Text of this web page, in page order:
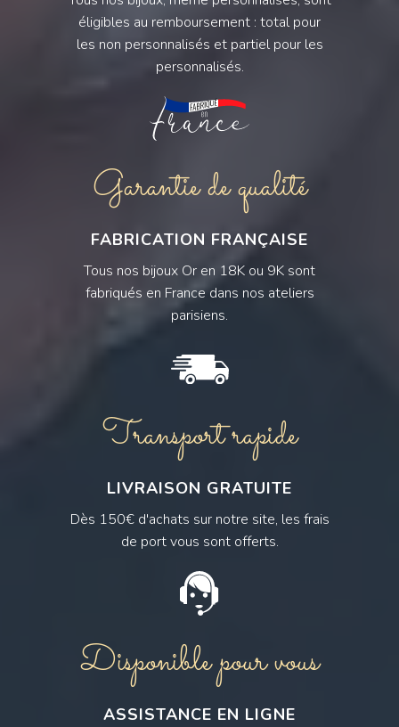
éligibles au remboursement : total pour
les non personnalisés et partiel pour les
personnalisés.
Garantie de qualité
FABRICATION FRANÇAISE
Tous nos bijoux Or en 18K ou 9K sont
fabriqués en France dans nos ateliers
parisiens.
Transport rapide
LIVRAISON GRATUITE
Dès 150€ d'achats sur notre site, les frais
de port vous sont offerts.
Disponible pour vous
ASSISTANCE EN LIGNE